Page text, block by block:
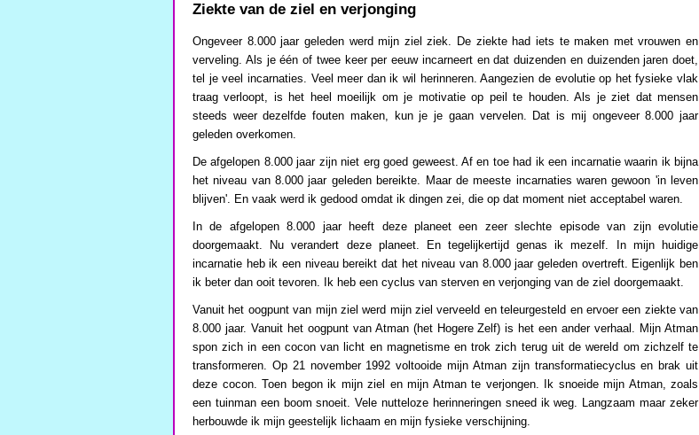
Ziekte van de ziel en verjonging
Ongeveer 8.000 jaar geleden werd mijn ziel ziek. De ziekte had iets te maken met vrouwen en
verveling. Als je één of twee keer per eeuw incarneert en dat duizenden en duizenden jaren doet,
tel je veel incarnaties. Veel meer dan ik wil herinneren. Aangezien de evolutie op het fysieke vlak
traag verloopt, is het heel moeilijk om je motivatie op peil te houden. Als je ziet dat mensen
steeds weer dezelfde fouten maken, kun je je gaan vervelen. Dat is mij ongeveer 8.000 jaar
geleden overkomen.
De afgelopen 8.000 jaar zijn niet erg goed geweest. Af en toe had ik een incarnatie waarin ik bijna
het niveau van 8.000 jaar geleden bereikte. Maar de meeste incarnaties waren gewoon 'in leven
blijven'. En vaak werd ik gedood omdat ik dingen zei, die op dat moment niet acceptabel waren.
In de afgelopen 8.000 jaar heeft deze planeet een zeer slechte episode van zijn evolutie
doorgemaakt. Nu verandert deze planeet. En tegelijkertijd genas ik mezelf. In mijn huidige
incarnatie heb ik een niveau bereikt dat het niveau van 8.000 jaar geleden overtreft. Eigenlijk ben
ik beter dan ooit tevoren. Ik heb een cyclus van sterven en verjonging van de ziel doorgemaakt.
Vanuit het oogpunt van mijn ziel werd mijn ziel verveeld en teleurgesteld en ervoer een ziekte van
8.000 jaar. Vanuit het oogpunt van Atman (het Hogere Zelf) is het een ander verhaal. Mijn Atman
spon zich in een cocon van licht en magnetisme en trok zich terug uit de wereld om zichzelf te
transformeren. Op 21 november 1992 voltooide mijn Atman zijn transformatiecyclus en brak uit
deze cocon. Toen begon ik mijn ziel en mijn Atman te verjongen. Ik snoeide mijn Atman, zoals
een tuinman een boom snoeit. Vele nutteloze herinneringen sneed ik weg. Langzaam maar zeker
herbouwde ik mijn geestelijk lichaam en mijn fysieke verschijning.